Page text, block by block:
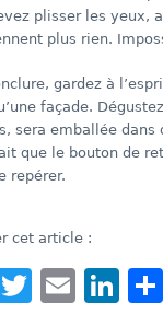
plisser les yeux,
plus rien.
gardez à
façade.
sera emballée dans
que le bouton de
repérer.
cet article :
Twitter
Email